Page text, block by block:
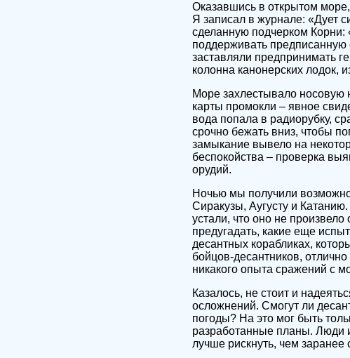
Оказавшись в открытом
Я записал в журнале: «Дует
сделанную подчерком
поддерживать
заставляли предпринимать
колонна канонерских лодок,
Море захлестывало носовую
карты промокли – явное
вода попала в радиорубку,
срочно бежать вниз, чтобы
замыкание вывело на
беспокойства – проверка
орудий.
Ночью мы получили
Сиракузы, Аугусту и
устали, что оно не
предугадать, какие еще
десантных корабликах,
бойцов-десантников,
никакого опыта сражений с
Казалось, не стоит и
осложнений. Смогут ли
погоды? На это мог быть
разработанные планы. Люди
лучше рискнуть, чем заранее